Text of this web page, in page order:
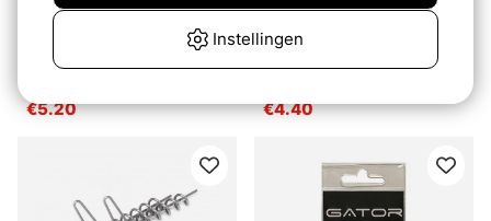
Svartzonker Tail Hiker
€5.20
Camo Ez Lure Keeper
€4.40
Instellingen